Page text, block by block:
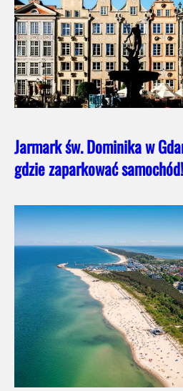
Jarmark św. Dominika w
gdzie zaparkować samochód!